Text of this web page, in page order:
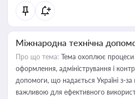
Міжнародна технічна
Про що тема: Тема охоплює процеси
оформлення, адміністрування і
допомоги, що надається Україні з-
важливою для ефективного